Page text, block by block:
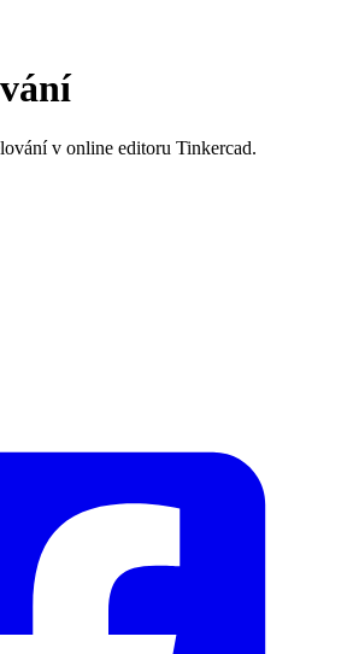
v online editoru Tinkercad.